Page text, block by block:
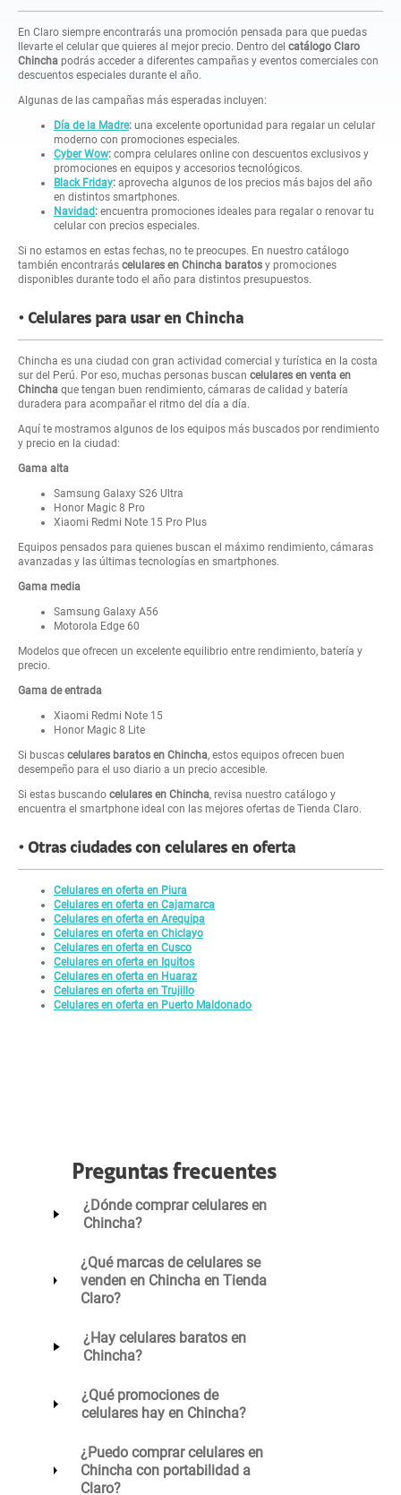
En Claro siempre encontrarás una promoción pensada para que puedas
llevarte el celular que quieres al mejor precio. Dentro del catálogo Claro
Chincha podrás acceder a diferentes campañas y eventos comerciales con
descuentos especiales durante el año.
Algunas de las campañas más esperadas incluyen:
Día de la Madre: una excelente oportunidad para regalar un celular
moderno con promociones especiales.
Cyber Wow: compra celulares online con descuentos exclusivos y
promociones en equipos y accesorios tecnológicos.
Black Friday: aprovecha algunos de los precios más bajos del año
en distintos smartphones.
Navidad: encuentra promociones ideales para regalar o renovar tu
celular con precios especiales.
Si no estamos en estas fechas, no te preocupes. En nuestro catálogo
también encontrarás celulares en Chincha baratos y promociones
disponibles durante todo el año para distintos presupuestos.
Celulares para usar en Chincha
Chincha es una ciudad con gran actividad comercial y turística en la costa
sur del Perú. Por eso, muchas personas buscan celulares en venta en
Chincha que tengan buen rendimiento, cámaras de calidad y batería
duradera para acompañar el ritmo del día a día.
Aquí te mostramos algunos de los equipos más buscados por rendimiento
y precio en la ciudad:
Gama alta
Samsung Galaxy S26 Ultra
Honor Magic 8 Pro
Xiaomi Redmi Note 15 Pro Plus
Equipos pensados para quienes buscan el máximo rendimiento, cámaras
avanzadas y las últimas tecnologías en smartphones.
Gama media
Samsung Galaxy A56
Motorola Edge 60
Modelos que ofrecen un excelente equilibrio entre rendimiento, batería y
precio.
Gama de entrada
Xiaomi Redmi Note 15
Honor Magic 8 Lite
Si buscas celulares baratos en Chincha, estos equipos ofrecen buen
desempeño para el uso diario a un precio accesible.
Si estas buscando celulares en Chincha, revisa nuestro catálogo y
encuentra el smartphone ideal con las mejores ofertas de Tienda Claro.
Otras ciudades con celulares en oferta
Celulares en oferta en Piura
Celulares en oferta en Cajamarca
Celulares en oferta en Arequipa
Celulares en oferta en Chiclayo
Celulares en oferta en Cusco
Celulares en oferta en Iquitos
Celulares en oferta en Huaraz
Celulares en oferta en Trujillo
Celulares en oferta en Puerto Maldonado
Preguntas frecuentes
¿Dónde comprar celulares en
Chincha?
¿Qué marcas de celulares se
venden en Chincha en Tienda
Claro?
¿Hay celulares baratos en
Chincha?
¿Qué promociones de
celulares hay en Chincha?
¿Puedo comprar celulares en
Chincha con portabilidad a
Claro?